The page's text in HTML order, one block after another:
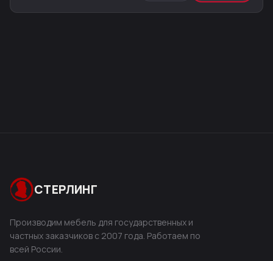
Мебельная фабрика «Стерлинг» предлагаем
большой ассортимент металлокаркасов для
мебели самого разного назначения: столов,
СТЕРЛИНГ
Производим мебель для государственных и
частных заказчиков с 2007 года. Работаем по
всей России.